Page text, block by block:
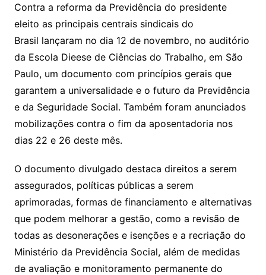
Contra a reforma da Previdência do presidente
eleito as principais centrais sindicais do
Brasil lançaram no dia 12 de novembro, no auditório
da Escola Dieese de Ciências do Trabalho, em São
Paulo, um documento com princípios gerais que
garantem a universalidade e o futuro da Previdência
e da Seguridade Social. Também foram anunciados
mobilizações contra o fim da aposentadoria nos
dias 22 e 26 deste mês.
O documento divulgado destaca direitos a serem
assegurados, políticas públicas a serem
aprimoradas, formas de financiamento e alternativas
que podem melhorar a gestão, como a revisão de
todas as desonerações e isenções e a recriação do
Ministério da Previdência Social, além de medidas
de avaliação e monitoramento permanente do